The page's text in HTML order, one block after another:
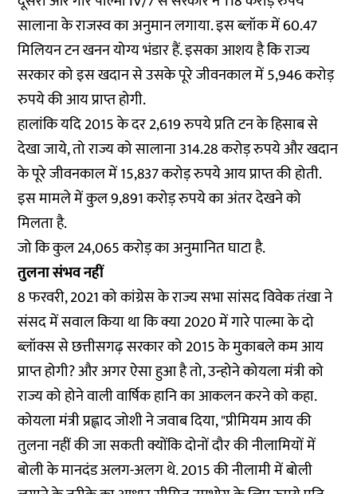
सालाना के राजस्व का अनुमान लगाया. इस ब्लॉक में 60.47
मिलियन टन खनन योग्य भंडार हैं. इसका आशय है कि राज्य
सरकार को इस खदान से उसके पूरे जीवनकाल में 5,946 करोड़
रुपये की आय प्राप्त होगी.
हालांकि यदि 2015 के दर 2,619 रुपये प्रति टन के हिसाब से
देखा जाये, तो राज्य को सालाना 314.28 करोड़ रुपये और खदान
के पूरे जीवनकाल में 15,837 करोड़ रुपये आय प्राप्त की होती.
इस मामले में कुल 9,891 करोड़ रुपये का अंतर देखने को
मिलता है.
जो कि कुल 24,065 करोड़ का अनुमानित घाटा है.
तुलना संभव नहीं
8 फरवरी, 2021 को कांग्रेस के राज्य सभा सांसद विवेक तंखा ने
संसद में सवाल किया था कि क्या 2020 में गारे पाल्मा के दो
ब्लॉक्स से छत्तीसगढ़ सरकार को 2015 के मुकाबले कम आय
प्राप्त होगी? और अगर ऐसा हुआ है तो, उन्होने कोयला मंत्री को
राज्य को होने वाली वार्षिक हानि का आकलन करने को कहा.
कोयला मंत्री प्रह्लाद जोशी ने जवाब दिया, "प्रीमियम आय की
तुलना नहीं की जा सकती क्योंकि दोनों दौर की नीलामियों में
बोली के मानदंड अलग-अलग थे. 2015 की नीलामी में बोली